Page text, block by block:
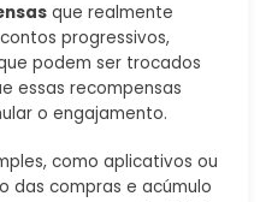
que realmente
progressivos,
podem ser trocados
essas recompensas
o engajamento.
como aplicativos ou
das compras e acúmulo